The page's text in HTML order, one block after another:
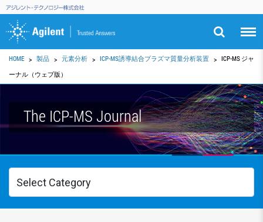
HOME 製品 元素分析 ICP-MS誘導結合プラズマ質量分析装置
ICP-MS ジャ
ーナル（ウェブ版）
The ICP-MS Journal